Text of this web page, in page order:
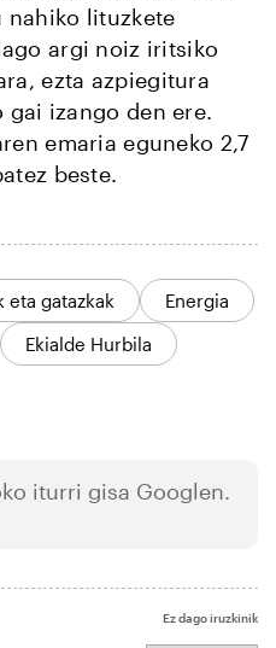
lituzkete
argi noiz iritsiko
ezta azpiegitura
izango den ere.
emaria eguneko 2,7
beste.
eta gatazkak
Energia
Ekialde Hurbila
iturri gisa Googlen.
Ez dago iruzkinik